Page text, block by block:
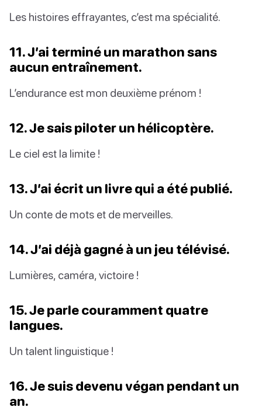
Les histoires effrayantes, c’est ma spécialité.
11. J’ai terminé un marathon sans
aucun entraînement.
L’endurance est mon deuxième prénom !
12. Je sais piloter un hélicoptère.
Le ciel est la limite !
13. J’ai écrit un livre qui a été publié.
Un conte de mots et de merveilles.
14. J’ai déjà gagné à un jeu télévisé.
Lumières, caméra, victoire !
15. Je parle couramment quatre
langues.
Un talent linguistique !
16. Je suis devenu végan pendant un
an.